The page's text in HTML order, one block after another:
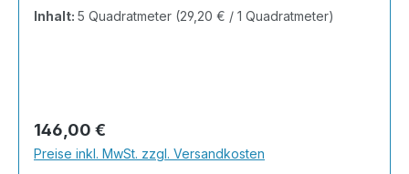
Gewerbeobjekte und Austellungsräume; unsere
und einfach zu verlegen. Stöbern Sie in unserem
Shop nach Ihrer Lieblingsfarbe und legen Sie
gleich los!Inhalt 2x25kg Marmorsteine 1kg
Inhalt: 5 Quadratmeter (29,20 € / 1 Quadratmeter)
Regulärer Preis:
146,00 €
Preise inkl. MwSt. zzgl. Versandkosten